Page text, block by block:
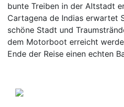
bunte Treiben in der Altstadt
Cartagena de Indias erwartet
schöne Stadt und
dem Motorboot erreicht
Ende der Reise einen echten